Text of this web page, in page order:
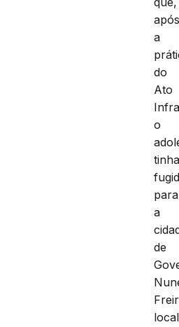
a
do
Ato
o
para
a
de
local